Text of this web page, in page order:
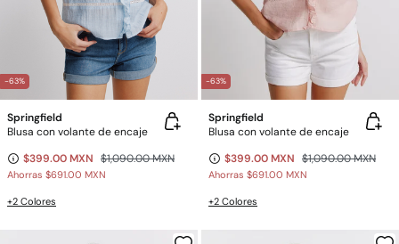
-63%
Springfield
Blusa con volante de encaje
$399.00 MXN $1,090.00 MXN
Ahorras $691.00 MXN
+2 Colores
-63%
Springfield
Blusa con volante de encaje
$399.00 MXN $1,090.00 MXN
Ahorras $691.00 MXN
+2 Colores